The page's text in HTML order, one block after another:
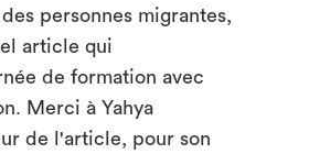
personnes migrantes,
article qui
de formation avec
Merci à Yahya
de l'article, pour son